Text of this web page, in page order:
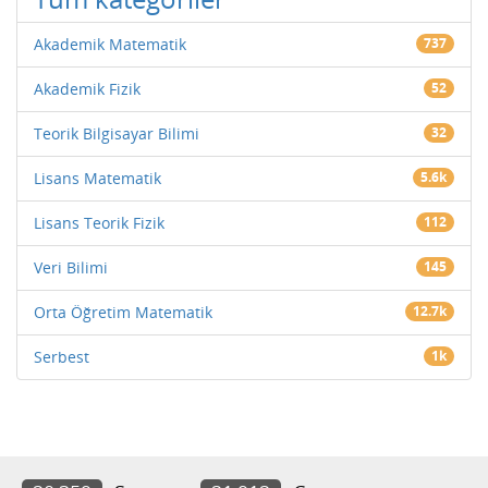
Akademik Matematik 737
Akademik Fizik 52
Teorik Bilgisayar Bilimi 32
Lisans Matematik 5.6k
Lisans Teorik Fizik 112
Veri Bilimi 145
Orta Öğretim Matematik 12.7k
Serbest 1k